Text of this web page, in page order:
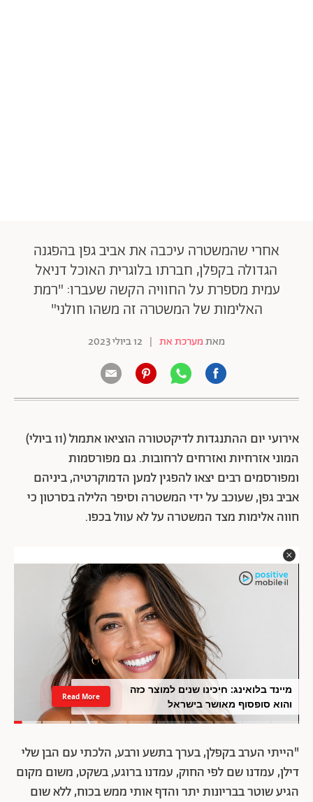
אחרי שהמשטרה עיכבה את אביב גפן בהפגנה
הגדולה בקפלן, חברתו בלוגרית האוכל דניאל
עמית מספרת על החוויה הקשה שעברו: "רמת
האלימות של המשטרה זה משהו חולני"
מאתמערכת את | 12 ביולי 2023
אירועי יום ההתנגדות לדיקטטורה הוציאו אתמול (11 ביולי)
המוני אזרחיות ואזרחים לרחובות. גם מפורסמות
ומפורסמים רבים יצאו להפגין למען הדמוקרטיה, ביניהם
אביב גפן, שעוכב על ידי המשטרה וסיפר הלילה בסרטון כי
חווה אלימות מצד המשטרה על לא עוול בכפו.
מיינד בלואינג: חיכינו שנים למוצר כזה
והוא סופסוף מאושר בישראל
Read More
"הייתי הערב בקפלן, בערך בתשע ורבע, הלכתי עם הבן שלי
דילן, עמדנו שם לפי החוק, עמדנו ברוגע, בשקט, משום מקום
הגיע שוטר בבריונות יתר והדף אותי ממש בכוח, ללא שום